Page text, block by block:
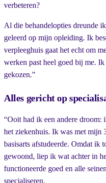
verbeteren?
Al die behandelopties dreunde
geleerd op mijn opleiding. Ik
verpleeghuis gaat het echt om
werken past heel goed bij me.
gekozen.”
Alles gericht op
“Ooit had ik een andere
het ziekenhuis. Ik was met mijn
basisarts afstudeerde. Omdat ik
gewoond, liep ik wat achter in
functioneerde goed en alle
specialiseren.